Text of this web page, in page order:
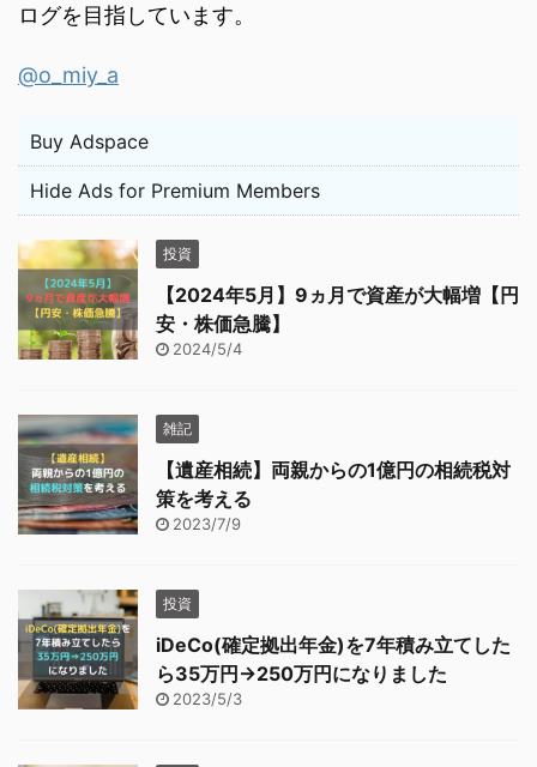
ログを目指しています。
@o_miy_a
Buy Adspace
Hide Ads for Premium Members
投資
【2024年5月】9ヵ月で資産が大幅増【円
安・株価急騰】
2024/5/4
雑記
【遺産相続】両親からの1億円の相続税対
策を考える
2023/7/9
投資
iDeCo(確定拠出年金)を7年積み立てした
ら35万円→250万円になりました
2023/5/3